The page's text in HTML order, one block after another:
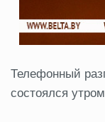
Телефонный
состоялся